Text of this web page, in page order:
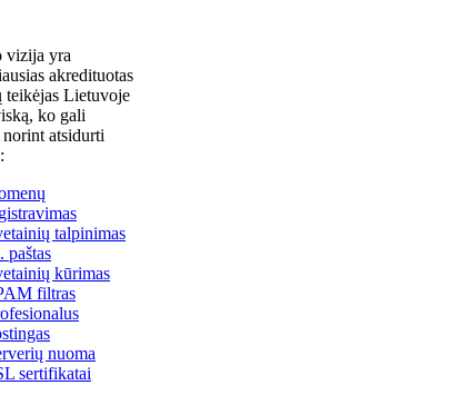
vizija yra
akredituotas
teikėjas Lietuvoje
ko gali
atsidurti
talpinimas
paštas
kūrimas
filtras
nuoma
sertifikatai